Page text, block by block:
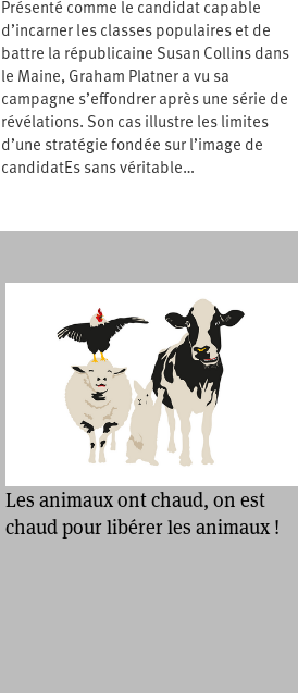
Présenté comme le candidat capable
d’incarner les classes populaires et de
battre la républicaine Susan Collins dans
le Maine, Graham Platner a vu sa
campagne s’effondrer après une série de
révélations. Son cas illustre les limites
d’une stratégie fondée sur l’image de
candidatEs sans véritable…
Les animaux ont chaud, on est
chaud pour libérer les animaux !